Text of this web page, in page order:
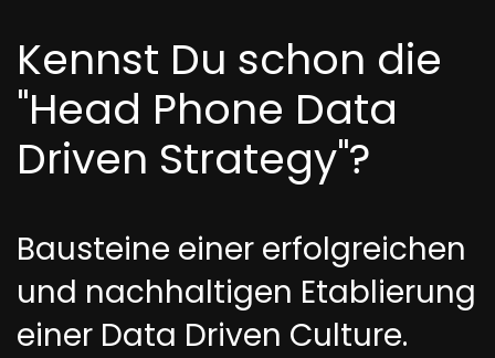
Kennst Du schon die
"Head Phone Data
Driven Strategy"?
Bausteine einer erfolgreichen
und nachhaltigen Etablierung
einer Data Driven Culture.